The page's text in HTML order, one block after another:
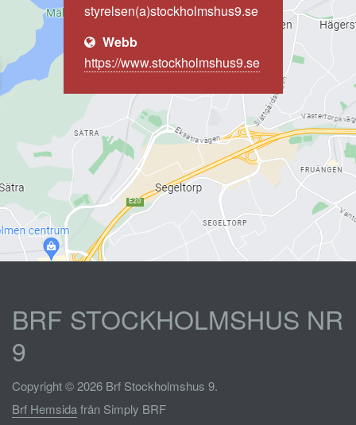
styrelsen(a)stockholmshus9.se
Webb
https://www.stockholmshus9.se
BRF STOCKHOLMSHUS NR
9
Copyright © 2026 Brf Stockholmshus 9.
Brf Hemsidafrån Simply BRF